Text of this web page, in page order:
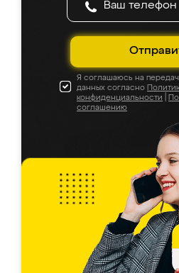
Я соглашаюсь на
данных согласно
конфиденциальности
соглашению